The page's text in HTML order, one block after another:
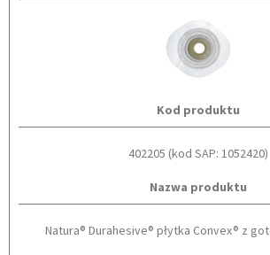
Kod produktu
402205 (kod SAP: 1052420)
Nazwa produktu
Natura® Durahesive® płytka Convex® z